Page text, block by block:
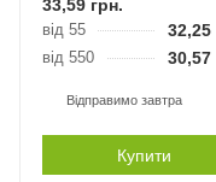
33,59 грн.
від 55 32,25
від 550 30,57
Відправимо завтра
Купити